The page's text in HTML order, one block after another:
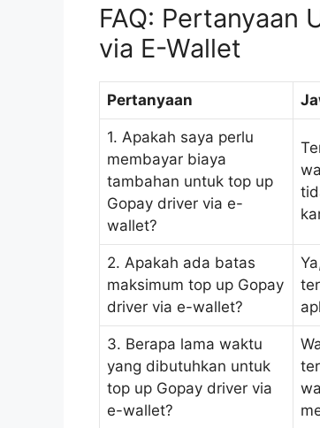
FAQ: Pertanyaan
via E-Wallet
Pertanyaan
1. Apakah saya perlu
membayar biaya
tambahan untuk top up
Gopay driver via e-
wallet?
2. Apakah ada batas
maksimum top up Gopay
driver via e-wallet?
3. Berapa lama waktu
yang dibutuhkan untuk
top up Gopay driver via
e-wallet?